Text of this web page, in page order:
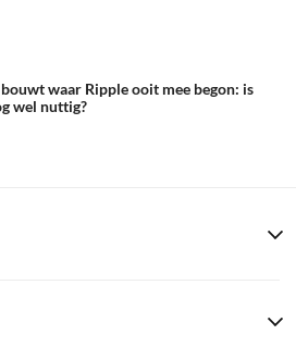
waar Ripple ooit mee begon: is
wel nuttig?